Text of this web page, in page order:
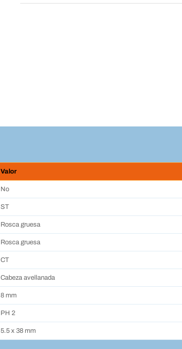
Valor
No
ST
Rosca gruesa
Rosca gruesa
CT
Cabeza avellanada
8 mm
PH 2
5.5 x 38 mm